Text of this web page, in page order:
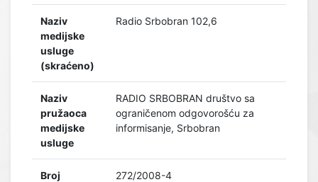
Naziv
medijske
usluge
(skraćeno)
Radio Srbobran 102,6
Naziv
pružaoca
medijske
usluge
RADIO SRBOBRAN društvo sa
ograničenom odgovorošću za
informisanje, Srbobran
Broj
272/2008-4